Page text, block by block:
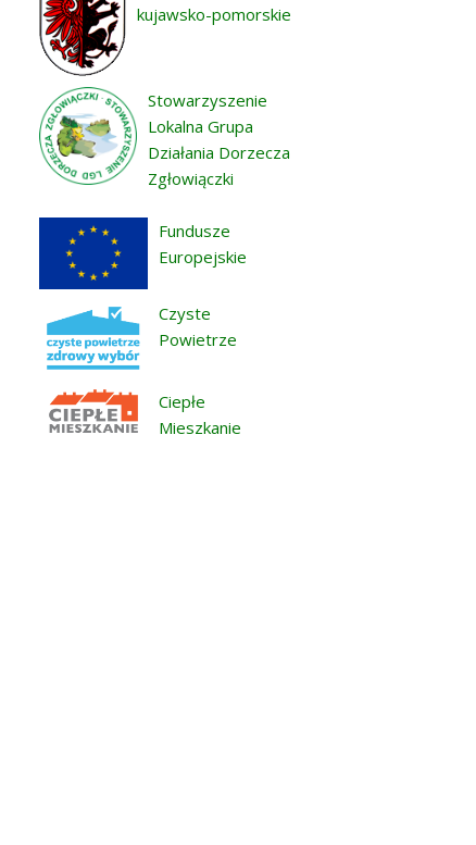
kujawsko-pomorskie
Stowarzyszenie
Lokalna Grupa
Działania Dorzecza
Zgłowiączki
Fundusze
Europejskie
Czyste
Powietrze
Ciepłe
Mieszkanie